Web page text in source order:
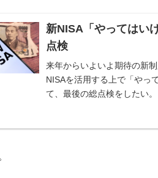
新NISA「やってはい
点検
来年からいよいよ期待の新
NISAを活用する上で「やっ
て、最後の総点検をしたい。